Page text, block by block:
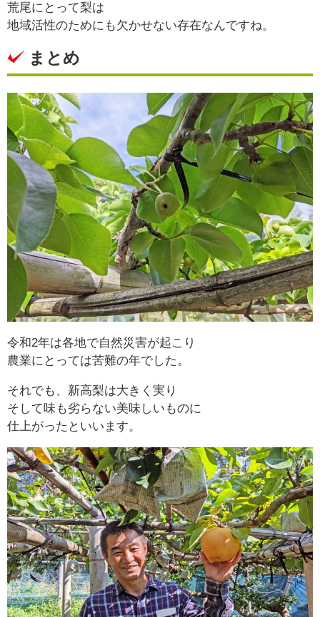
荒尾にとって梨は
地域活性のためにも欠かせない存在なんですね。
まとめ
令和2年は各地で自然災害が起こり
農業にとっては苦難の年でした。
それでも、新高梨は大きく実り
そして味も劣らない美味しいものに
仕上がったといいます。